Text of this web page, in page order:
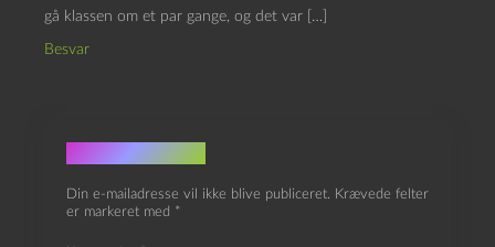
gå klassen om et par gange, og det var […]
Besvar
Skriv et svar
Din e-mailadresse vil ikke blive publiceret. Krævede felter
er markeret med *